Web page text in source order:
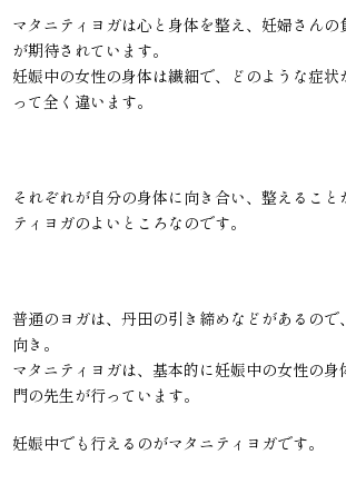
マタニティヨガは心と身体を整え、妊婦さん
が期待されています。
妊娠中の女性の身体は繊細で、どのような症状
って全く違います。
それぞれが自分の身体に向き合い、整えること
ティヨガのよいところなのです。
普通のヨガは、丹田の引き締めなどがあるので
向き。
マタニティヨガは、基本的に妊娠中の女性の
門の先生が行っています。
妊娠中でも行えるのがマタニティヨガです。